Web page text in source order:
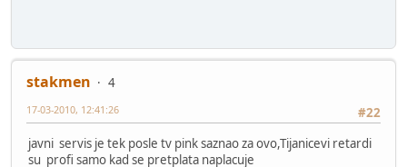
stakmen
4
#22
17-03-2010, 12:41:26
javni servis je tek posle tv pink saznao za ovo,Tijanicevi retardi
su profi samo kad se pretplata naplacuje